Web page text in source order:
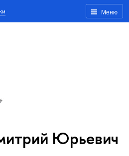
Меню
Юрьевич